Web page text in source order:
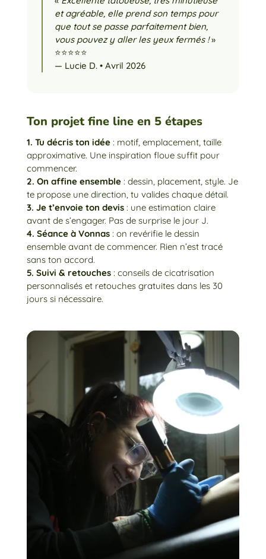
et agréable, elle prend son temps pour
que tout se passe parfaitement bien,
vous pouvez y aller les yeux fermés !»
⭐⭐⭐⭐⭐
— Lucie D. • Avril 2026
Ton projet fine line en 5 étapes
1. Tu décris ton idée: motif, emplacement, taille
approximative. Une inspiration floue suffit pour
commencer.
2. On affine ensemble: dessin, placement, style. Je
te propose une direction, tu valides chaque détail.
3. Je t’envoie ton devis: une estimation claire
avant de s’engager. Pas de surprise le jour J.
4. Séance à Vonnas: on revérifie le dessin
ensemble avant de commencer. Rien n’est tracé
sans ton accord.
5. Suivi & retouches: conseils de cicatrisation
personnalisés et retouches gratuites dans les 30
jours si nécessaire.